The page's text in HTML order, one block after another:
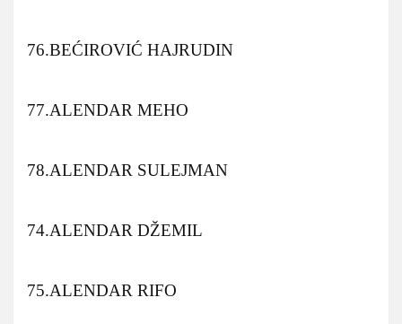
76.BEĆIROVIĆ HAJRUDIN
77.ALENDAR MEHO
78.ALENDAR SULEJMAN
74.ALENDAR DŽEMIL
75.ALENDAR RIFO